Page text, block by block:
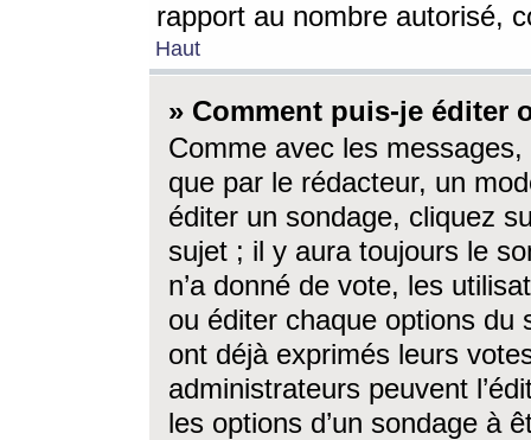
rapport au nombre autorisé,
Haut
» Comment puis-je éditer
Comme avec les
que par le rédacteur, un
éditer un sondage, cliquez
sujet ; il y aura toujours le
n’a donné de vote, les
ou éditer chaque options du
ont déjà exprimés leurs
administrateurs peuvent
les options d’un sondage à